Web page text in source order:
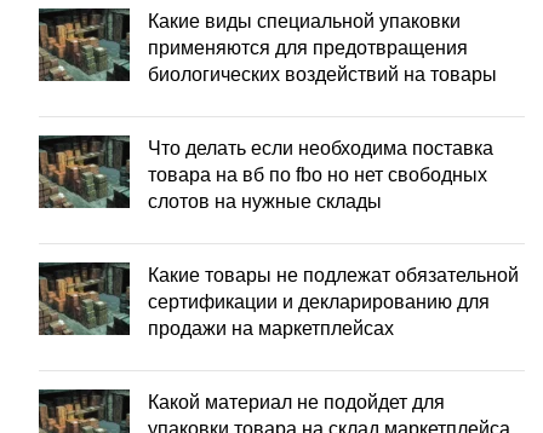
Какие виды специальной упаковки
применяются для предотвращения
биологических воздействий на товары
Что делать если необходима поставка
товара на вб по fbo но нет свободных
слотов на нужные склады
Какие товары не подлежат обязательной
сертификации и декларированию для
продажи на маркетплейсах
Какой материал не подойдет для
упаковки товара на склад маркетплейса